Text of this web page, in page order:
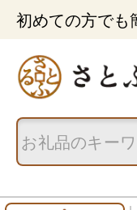
初めての方でも